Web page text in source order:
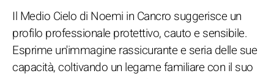
Il Medio Cielo di Noemi in Cancro suggerisce un
profilo professionale protettivo, cauto e sensibile.
Esprime un'immagine rassicurante e seria delle sue
capacità, coltivando un legame familiare con il suo